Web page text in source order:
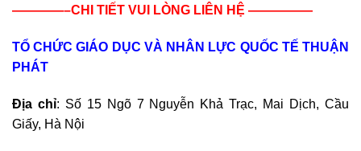
————–CHI TIẾT VUI LÒNG LIÊN HỆ —————
TỔ CHỨC GIÁO DỤC VÀ NHÂN LỰC QUỐC TẾ THUẬN
PHÁT
Địa chỉ: Số 15 Ngõ 7 Nguyễn Khả Trạc, Mai Dịch, Cầu
Giấy, Hà Nội